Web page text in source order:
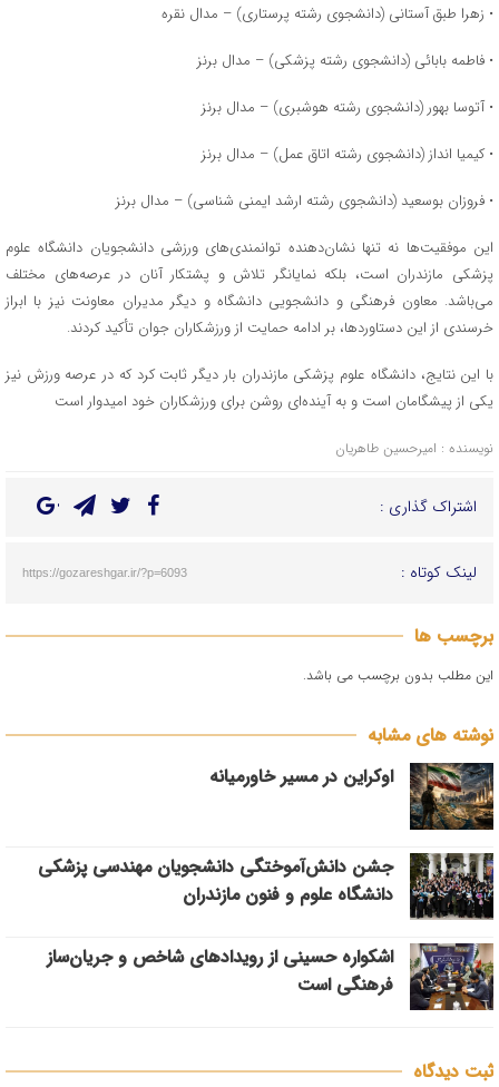
• زهرا طبق آستانی (دانشجوی رشته پرستاری) – مدال نقره
• فاطمه بابائی (دانشجوی رشته پزشکی) – مدال برنز
• آتوسا بهور (دانشجوی رشته هوشبری) – مدال برنز
• کیمیا انداز (دانشجوی رشته اتاق عمل) – مدال برنز
• فروزان بوسعید (دانشجوی رشته ارشد ایمنی شناسی) – مدال برنز
این موفقیت‌ها نه تنها نشان‌دهنده توانمندی‌های ورزشی دانشجویان دانشگاه علوم
پزشکی مازندران است، بلکه نمایانگر تلاش و پشتکار آنان در عرصه‌های مختلف
می‌باشد. معاون فرهنگی و دانشجویی دانشگاه و دیگر مدیران معاونت نیز با ابراز
خرسندی از این دستاوردها، بر ادامه حمایت از ورزشکاران جوان تأکید کردند.
با این نتایج، دانشگاه علوم پزشکی مازندران بار دیگر ثابت کرد که در عرصه ورزش نیز
یکی از پیشگامان است و به آینده‌ای روشن برای ورزشکاران خود امیدوار است
نویسنده : امیرحسین طاهریان
اشتراک گذاری :
لینک کوتاه : https://gozareshgar.ir/?p=6093
برچسب ها
این مطلب بدون برچسب می باشد.
نوشته های مشابه
اوکراین در مسیر خاورمیانه
جشن دانش‌آموختگی دانشجویان مهندسی پزشکی
دانشگاه علوم و فنون مازندران
اشکواره حسینی از رویدادهای شاخص و جریان‌ساز
فرهنگی است
ثبت دیدگاه